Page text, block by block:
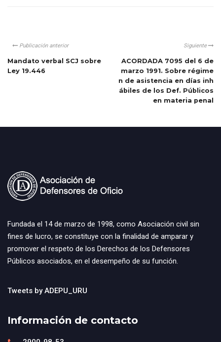
Publicación anterior
Mandato verbal SCJ sobre
Ley 19.446
Siguiente
ACORDADA 7095 del 6 de
marzo 1991. Sobre régime
n de asistencia en días inh
ábiles de los Def. Públicos
en materia penal
Fundada el 14 de marzo de 1998, como Asociación civil sin
fines de lucro, se constituye con la finalidad de amparar y
promover el respeto de los Derechos de los Defensores
Públicos asociados, en el desempeño de su función.
Tweets by ADEPU_URU
Información de contacto